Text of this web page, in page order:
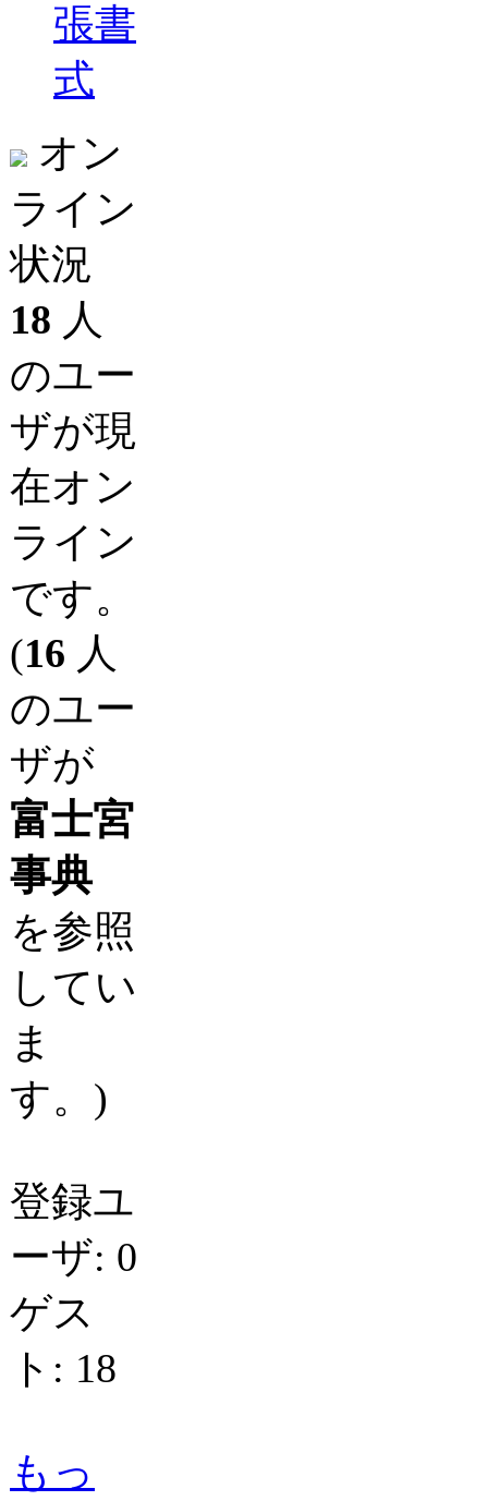
張書
式
オン
ライン
状況
18 人
のユー
ザが現
在オン
ライン
です。
(16 人
のユー
ザが
富士宮
事典
を参照
してい
ま
す。)
登録ユ
ーザ: 0
ゲス
ト: 18
もっ